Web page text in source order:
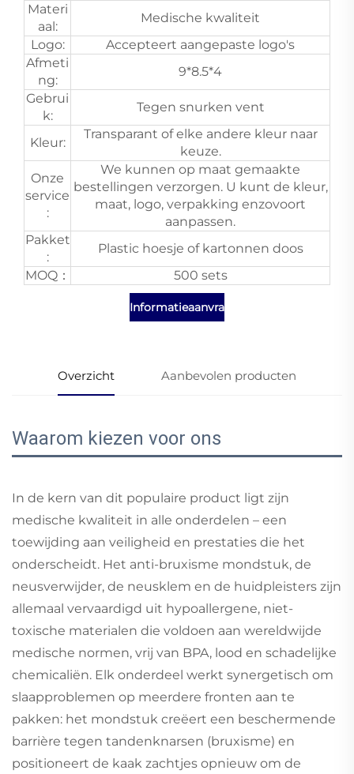
Materi
aal:
Medische kwaliteit
Logo:
Accepteert aangepaste logo's
Afmeti
ng:
9*8.5*4
Gebrui
k:
Tegen snurken vent
Kleur:
Transparant of elke andere kleur naar
keuze.
Onze
service
:
We kunnen op maat gemaakte
bestellingen verzorgen. U kunt de kleur,
maat, logo, verpakking enzovoort
aanpassen.
Pakket
:
Plastic hoesje of kartonnen doos
MOQ：
500 sets
Informatieaanvraag
Overzicht Aanbevolen producten
Waarom kiezen voor ons
In de kern van dit populaire product ligt zijn
medische kwaliteit in alle onderdelen – een
toewijding aan veiligheid en prestaties die het
onderscheidt. Het anti-bruxisme mondstuk, de
neusverwijder, de neusklem en de huidpleisters zijn
allemaal vervaardigd uit hypoallergene, niet-
toxische materialen die voldoen aan wereldwijde
medische normen, vrij van BPA, lood en schadelijke
chemicaliën. Elk onderdeel werkt synergetisch om
slaapproblemen op meerdere fronten aan te
pakken: het mondstuk creëert een beschermende
barrière tegen tandenknarsen (bruxisme) en
positioneert de kaak zachtjes opnieuw om de